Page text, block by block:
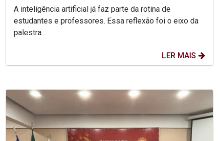
A inteligência artificial já faz parte da rotina de
estudantes e professores. Essa reflexão foi o eixo da
palestra...
LER MAIS